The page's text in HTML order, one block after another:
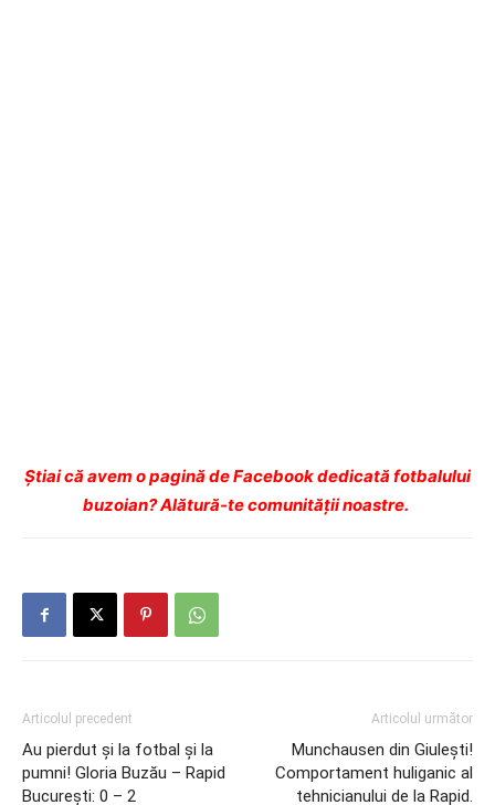
Ştiai că avem o pagină de Facebook dedicată fotbalului
buzoian? Alătură-te comunității noastre.
Articolul precedent
Au pierdut şi la fotbal şi la
pumni! Gloria Buzău – Rapid
Bucureşti: 0 – 2
Articolul următor
Munchausen din Giuleşti!
Comportament huliganic al
tehnicianului de la Rapid.